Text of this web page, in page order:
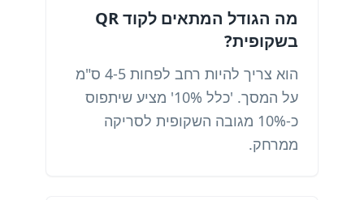
מה הגודל המתאים לקוד QR
בשקופית?
הוא צריך להיות רחב לפחות 4-5 ס"מ
על המסך. 'כלל 10%' מציע שיתפוס
כ-10% מגובה השקופית לסריקה
ממרחק.